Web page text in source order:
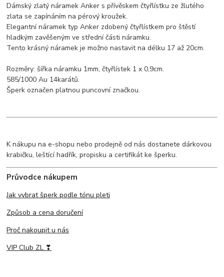
Dámský zlatý náramek Anker s přívěskem čtyřlístku ze žlutého
zlata se zapínáním na pérový kroužek.
Elegantní náramek typ Anker zdobený čtyřlístkem pro štěstí
hladkým zavěšeným ve střední části náramku.
Tento krásný náramek je možno nastavit na délku 17 až 20cm.
Rozměry: šířka náramku 1mm, čtyřlístek 1 x 0,9cm.
585/1000 Au 14karátů.
Šperk označen platnou puncovní značkou.
K nákupu na e-shopu nebo prodejně od nás dostanete dárkovou
krabičku, leštící hadřík, propisku a certifikát ke šperku.
Průvodce nákupem
Jak vybrat šperk podle tónu pleti
Způsob a cena doručení
Proč nakoupit u nás
VIP Club ZL ❣